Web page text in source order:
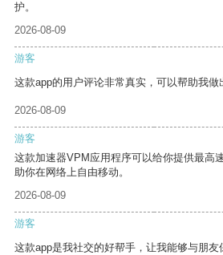
护。
2026-08-09
游客
这款app的用户评论非常真实，可以帮助我做
2026-08-09
游客
这款加速器VPM应用程序可以给你提供最高
助你在网络上自由移动。
2026-08-09
游客
这款app是我社交的好帮手，让我能够与朋友